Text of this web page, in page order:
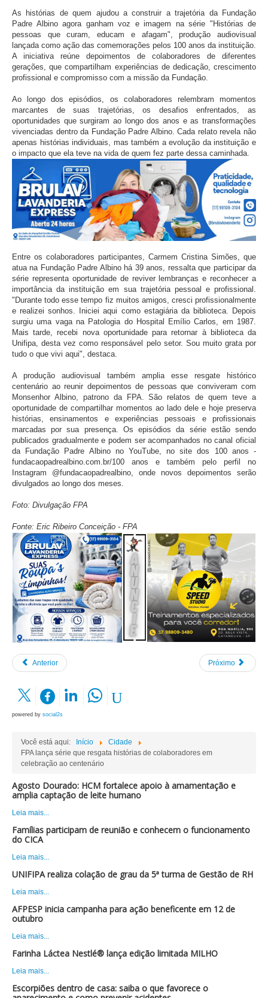
As histórias de quem ajudou a construir a trajetória da Fundação
Padre Albino agora ganham voz e imagem na série "Histórias de
pessoas que curam, educam e afagam", produção audiovisual
lançada como ação das comemorações pelos 100 anos da instituição.
A iniciativa reúne depoimentos de colaboradores de diferentes
gerações, que compartilham experiências de dedicação, crescimento
profissional e compromisso com a missão da Fundação.
Ao longo dos episódios, os colaboradores relembram momentos
marcantes de suas trajetórias, os desafios enfrentados, as
oportunidades que surgiram ao longo dos anos e as transformações
vivenciadas dentro da Fundação Padre Albino. Cada relato revela não
apenas histórias individuais, mas também a evolução da instituição e
o impacto que ela teve na vida de quem fez parte dessa caminhada.
Entre os colaboradores participantes, Carmem Cristina Simões, que
atua na Fundação Padre Albino há 39 anos, ressalta que participar da
série representa oportunidade de reviver lembranças e reconhecer a
importância da instituição em sua trajetória pessoal e profissional.
"Durante todo esse tempo fiz muitos amigos, cresci profissionalmente
e realizei sonhos. Iniciei aqui como estagiária da biblioteca. Depois
surgiu uma vaga na Patologia do Hospital Emílio Carlos, em 1987.
Mais tarde, recebi nova oportunidade para retornar à biblioteca da
Unifipa, desta vez como responsável pelo setor. Sou muito grata por
tudo o que vivi aqui", destaca.
A produção audiovisual também amplia esse resgate histórico
centenário ao reunir depoimentos de pessoas que conviveram com
Monsenhor Albino, patrono da FPA. São relatos de quem teve a
oportunidade de compartilhar momentos ao lado dele e hoje preserva
histórias, ensinamentos e experiências pessoais e profissionais
marcadas por sua presença. Os episódios da série estão sendo
publicados gradualmente e podem ser acompanhados no canal oficial
da Fundação Padre Albino no YouTube, no site dos 100 anos -
fundacaopadrealbino.com.br/100 anos e também pelo perfil no
Instagram @fundacaopadrealbino, onde novos depoimentos serão
divulgados ao longo dos meses.
Foto: Divulgação FPA
Fonte: Eric Ribeiro Conceição - FPA
Anterior Próximo
powered by social2s
Você está aqui: Início
Cidade
FPA lança série que resgata histórias de colaboradores em
celebração ao centenário
Agosto Dourado: HCM fortalece apoio à amamentação e
amplia captação de leite humano
Leia mais...
Famílias participam de reunião e conhecem o funcionamento
do CICA
Leia mais...
UNIFIPA realiza colação de grau da 5ª turma de Gestão de RH
Leia mais...
AFPESP inicia campanha para ação beneficente em 12 de
outubro
Leia mais...
Farinha Láctea Nestlé® lança edição limitada MILHO
Leia mais...
Escorpiões dentro de casa: saiba o que favorece o